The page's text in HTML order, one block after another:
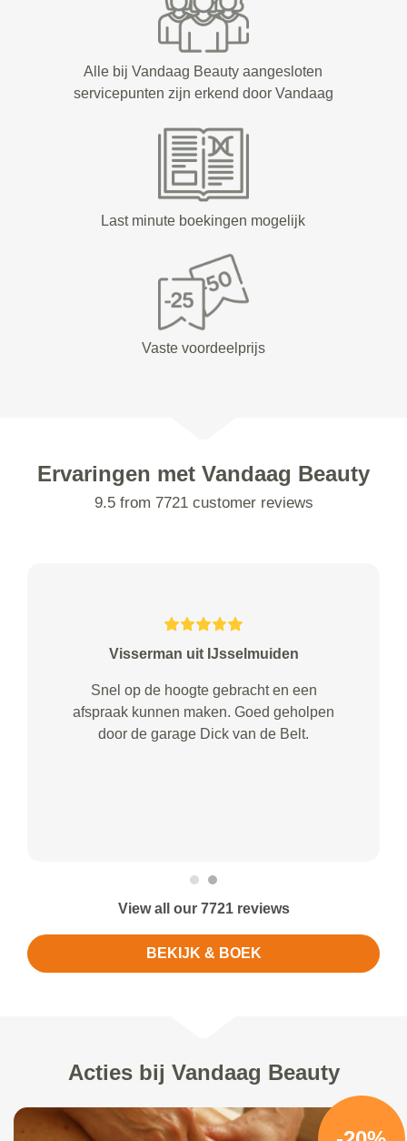
Alle bij Vandaag Beauty aangesloten
servicepunten zijn erkend door Vandaag
Last minute boekingen mogelijk
Vaste voordeelprijs
Ervaringen met Vandaag Beauty
9.5 from 7721 customer reviews
Visserman uit IJsselmuiden
Snel op de hoogte gebracht en een
afspraak kunnen maken. Goed geholpen
door de garage Dick van de Belt.
View all our 7721 reviews
BEKIJK & BOEK
Acties bij Vandaag Beauty